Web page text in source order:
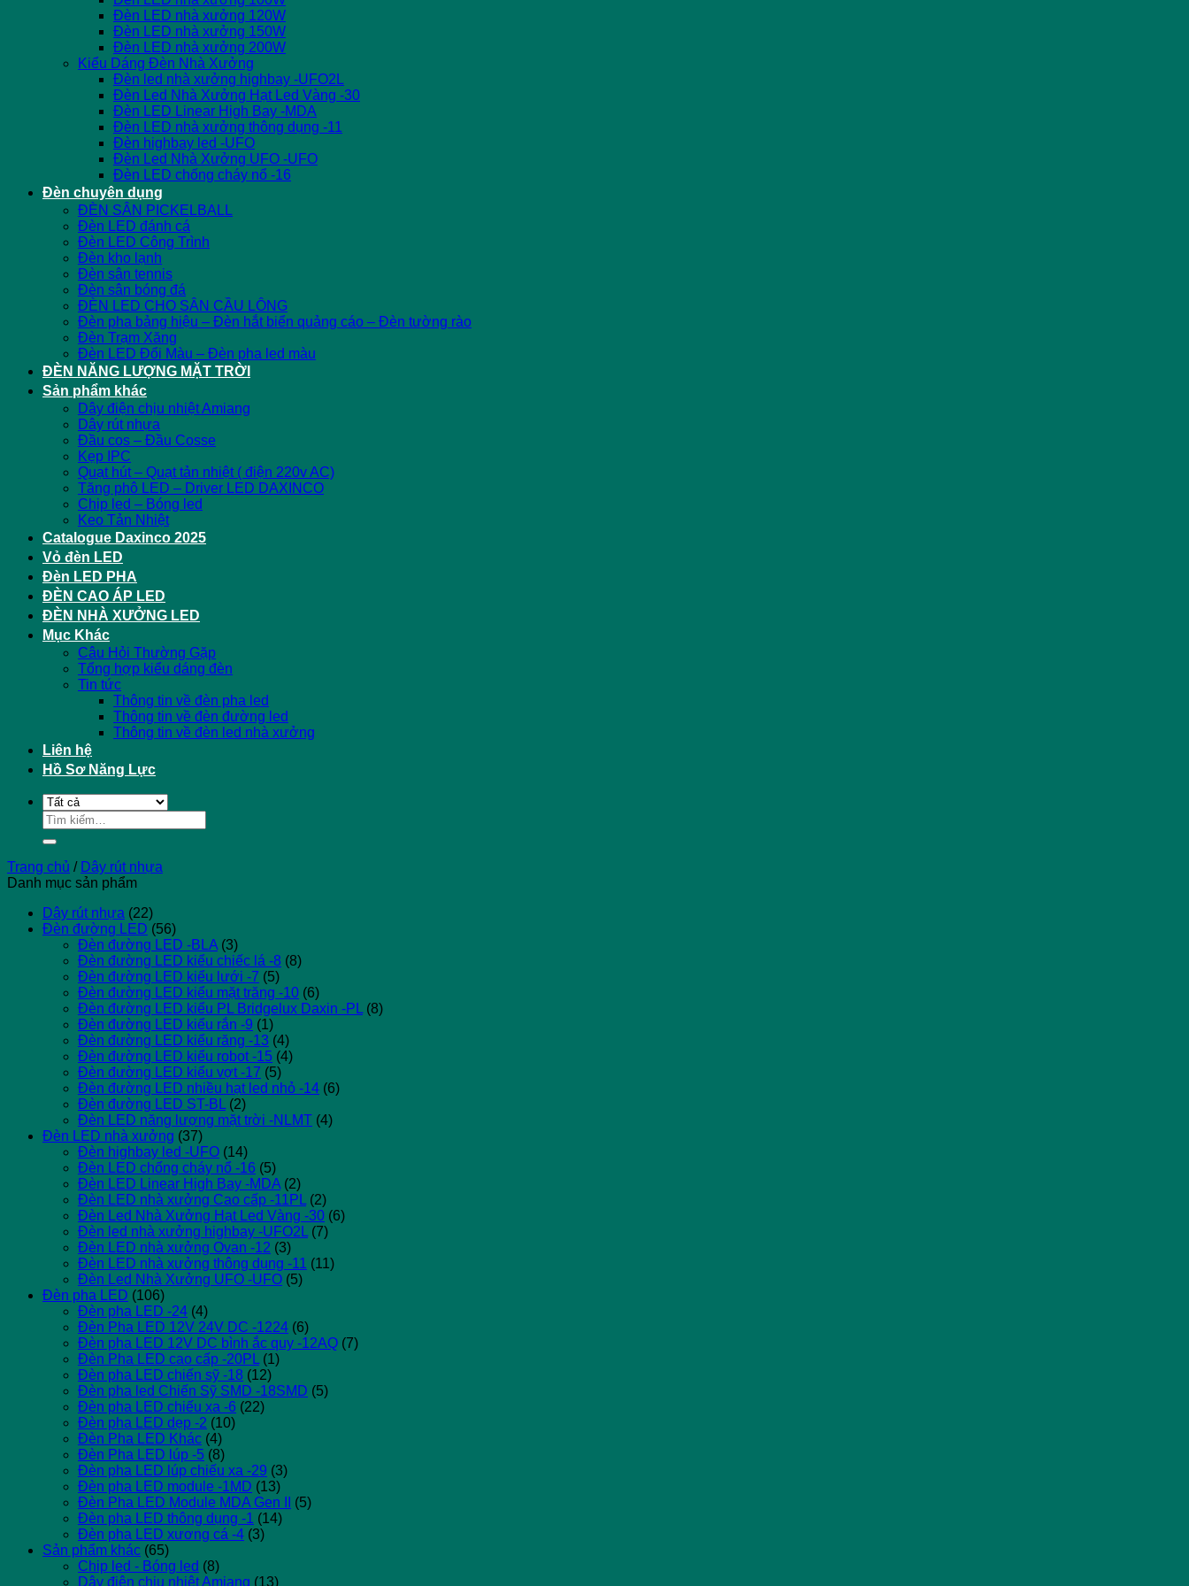
Đèn LED nhà xưởng 120W
Đèn LED nhà xưởng 150W
Đèn LED nhà xưởng 200W
Kiểu Dáng Đèn Nhà Xưởng
Đèn led nhà xưởng highbay -UFO2L
Đèn Led Nhà Xưởng Hạt Led Vàng -30
Đèn LED Linear High Bay -MDA
Đèn LED nhà xưởng thông dụng -11
Đèn highbay led -UFO
Đèn Led Nhà Xưởng UFO -UFO
Đèn LED chống cháy nổ -16
Đèn chuyên dụng
ĐÈN SÂN PICKELBALL
Đèn LED đánh cá
Đèn LED Công Trình
Đèn kho lạnh
Đèn sân tennis
Đèn sân bóng đá
ĐÈN LED CHO SÂN CẦU LÔNG
Đèn pha bảng hiệu – Đèn hắt biển quảng cáo – Đèn tường rào
Đèn Trạm Xăng
Đèn LED Đổi Màu – Đèn pha led màu
ĐÈN NĂNG LƯỢNG MẶT TRỜI
Sản phẩm khác
Dây điện chịu nhiệt Amiang
Dây rút nhựa
Đầu cos – Đầu Cosse
Kẹp IPC
Quạt hút – Quạt tản nhiệt ( điện 220v AC)
Tăng phô LED – Driver LED DAXINCO
Chip led – Bóng led
Keo Tản Nhiệt
Catalogue Daxinco 2025
Vỏ đèn LED
Đèn LED PHA
ĐÈN CAO ÁP LED
ĐÈN NHÀ XƯỞNG LED
Mục Khác
Câu Hỏi Thường Gặp
Tổng hợp kiểu dáng đèn
Tin tức
Thông tin về đèn pha led
Thông tin về đèn đường led
Thông tin về đèn led nhà xưởng
Liên hệ
Hồ Sơ Năng Lực
Tìm
kiếm:
Trang chủ / Dây rút nhựa
Danh mục sản phẩm
Dây rút nhựa (22)
Đèn đường LED (56)
Đèn đường LED -BLA (3)
Đèn đường LED kiểu chiếc lá -8 (8)
Đèn đường LED kiểu lưới -7 (5)
Đèn đường LED kiểu mặt trăng -10 (6)
Đèn đường LED kiểu PL Bridgelux Daxin -PL (8)
Đèn đường LED kiểu rắn -9 (1)
Đèn đường LED kiểu răng -13 (4)
Đèn đường LED kiểu robot -15 (4)
Đèn đường LED kiểu vợt -17 (5)
Đèn đường LED nhiều hạt led nhỏ -14 (6)
Đèn đường LED ST-BL (2)
Đèn LED năng lượng mặt trời -NLMT (4)
Đèn LED nhà xưởng (37)
Đèn highbay led -UFO (14)
Đèn LED chống cháy nổ -16 (5)
Đèn LED Linear High Bay -MDA (2)
Đèn LED nhà xưởng Cao cấp -11PL (2)
Đèn Led Nhà Xưởng Hạt Led Vàng -30 (6)
Đèn led nhà xưởng highbay -UFO2L (7)
Đèn LED nhà xưởng Ovan -12 (3)
Đèn LED nhà xưởng thông dụng -11 (11)
Đèn Led Nhà Xưởng UFO -UFO (5)
Đèn pha LED (106)
Đèn pha LED -24 (4)
Đèn Pha LED 12V 24V DC -1224 (6)
Đèn pha LED 12V DC bình ắc quy -12AQ (7)
Đèn Pha LED cao cấp -20PL (1)
Đèn pha LED chiến sỹ -18 (12)
Đèn pha led Chiến Sỹ SMD -18SMD (5)
Đèn pha LED chiếu xa -6 (22)
Đèn pha LED dẹp -2 (10)
Đèn Pha LED Khác (4)
Đèn Pha LED lúp -5 (8)
Đèn pha LED lúp chiếu xa -29 (3)
Đèn pha LED module -1MD (13)
Đèn Pha LED Module MDA Gen II
(5)
Đèn pha LED thông dụng -1 (14)
Đèn pha LED xương cá -4 (3)
Sản phẩm khác (65)
Chip led - Bóng led (8)
Dây điện chịu nhiệt Amiang (13)